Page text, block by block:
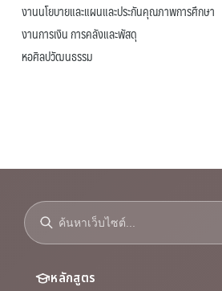
งานนโยบายและแผนและประกันคุณภาพการศึกษา
งานการเงิน การคลังและพัสดุ
หอศิลปวัฒนธรรม
หลักสูตร